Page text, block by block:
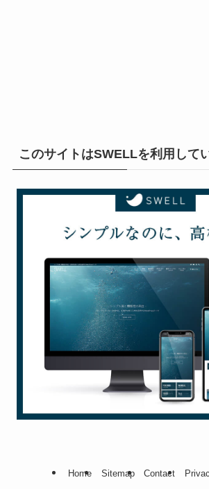
このサイトはSWELLを利用して
Home Sitemap Contact